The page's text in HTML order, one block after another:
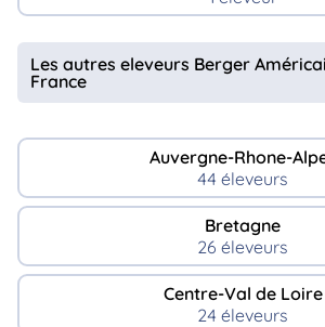
Les autres eleveurs Berger
France
Auvergne-Rhone-
44 éleveurs
Bretagne
26 éleveurs
Centre-Val de Loire
24 éleveurs